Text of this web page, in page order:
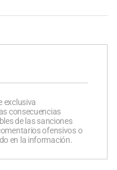
exclusiva
consecuencias
de las sanciones
ofensivos o
en la información.